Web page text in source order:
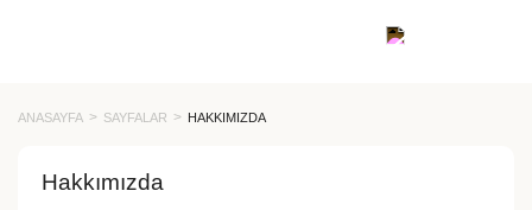
ANASAYFA SAYFALAR HAKKIMIZDA
Hakkımızda